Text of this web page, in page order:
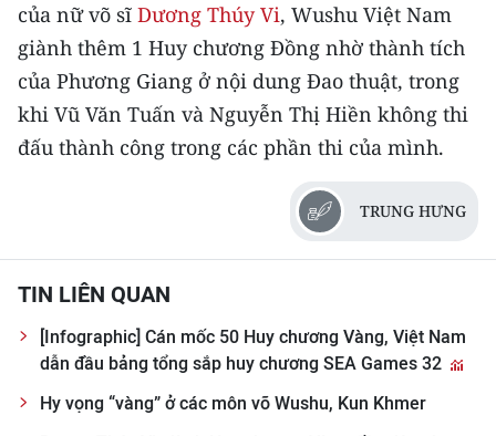
của nữ võ sĩ Dương Thúy Vi, Wushu Việt Nam
giành thêm 1 Huy chương Đồng nhờ thành tích
của Phương Giang ở nội dung Đao thuật, trong
khi Vũ Văn Tuấn và Nguyễn Thị Hiền không thi
đấu thành công trong các phần thi của mình.
TRUNG HƯNG
TIN LIÊN QUAN
[Infographic] Cán mốc 50 Huy chương Vàng, Việt Nam
dẫn đầu bảng tổng sắp huy chương SEA Games 32
Hy vọng “vàng” ở các môn võ Wushu, Kun Khmer